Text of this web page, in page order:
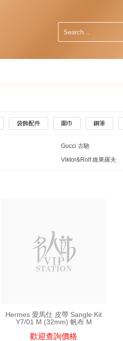
袋飾配件 圍巾 鋼筆
Gucci 古馳
Viktor&Rolf 維果羅夫
Hermes 愛馬仕 皮帶 Sangle Kit
Y7/01 M (32mm) 帆布 M
歡迎查詢價格